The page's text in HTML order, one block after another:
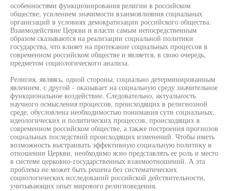
особенностями функционирования религии в российском
обществе; усилением значимости взаимовлияния социальных
организаций в условиях демократизации российского общества.
Взаимодействие Церкви и власти самым непосредственным
образом сказываются на реализации социальной политики
государства, что влияет на протекание социальных процессов в
современном российском обществе и является, в свою очередь,
предметом социологического анализа.
Религия, являясь, одной стороны, социально детерминированным
явлением, с другой - оказывает на социальную среду значительное
функциональное воздействие. Следовательно, актуальность
научного осмысления процессов, происходящих в религиозной
среде, обусловлена необходимостью понимания сути социальных,
идеологических и политических процессов, происходящих в
современном российском обществе, а также построения прогнозов
социальных последствий происходящих изменений. Чтобы иметь
возможность выстраивать эффективную социальную политику в
отношении Церкви, необходимо ясно представлять ее роль и место
в системе церковно-государственных взаимоотношений. А эта
проблема не может быть решена без систематических
социологических исследований российской действительности,
учитывающих опыт мирового религиоведения.